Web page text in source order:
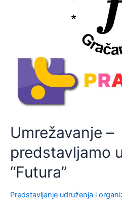
Umrežavanje –
predstavljamo
“Futura”
Predstavljanje udruženja i